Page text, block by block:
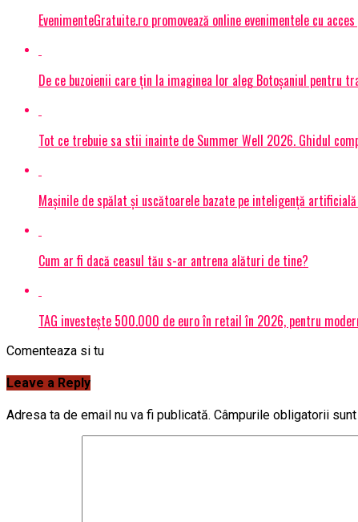
EvenimenteGratuite.ro promovează online evenimentele cu
De ce buzoienii care țin la imaginea lor aleg Botoșaniul pentru
Tot ce trebuie sa stii inainte de Summer Well 2026. Ghidul
Mașinile de spălat și uscătoarele bazate pe inteligență
Cum ar fi dacă ceasul tău s-ar antrena alături de tine?
TAG investește 500.000 de euro în retail în 2026, pentru
Comenteaza si tu
Leave a Reply
Adresa ta de email nu va fi publicată. Câmpurile obligatorii